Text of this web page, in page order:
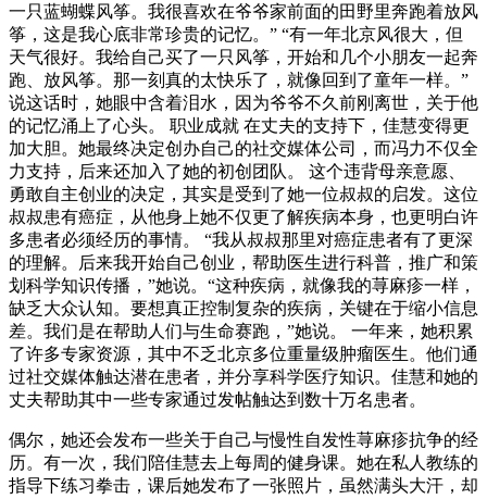
一只蓝蝴蝶风筝。我很喜欢在爷爷家前面的田野里奔跑着放风
筝，这是我心底非常珍贵的记忆。” “有一年北京风很大，但
天气很好。我给自己买了一只风筝，开始和几个小朋友一起奔
跑、放风筝。那一刻真的太快乐了，就像回到了童年一样。”
说这话时，她眼中含着泪水，因为爷爷不久前刚离世，关于他
的记忆涌上了心头。 职业成就 在丈夫的支持下，佳慧变得更
加大胆。她最终决定创办自己的社交媒体公司，而冯力不仅全
力支持，后来还加入了她的初创团队。 这个违背母亲意愿、
勇敢自主创业的决定，其实是受到了她一位叔叔的启发。这位
叔叔患有癌症，从他身上她不仅更了解疾病本身，也更明白许
多患者必须经历的事情。 “我从叔叔那里对癌症患者有了更深
的理解。后来我开始自己创业，帮助医生进行科普，推广和策
划科学知识传播，”她说。“这种疾病，就像我的荨麻疹一样，
缺乏大众认知。要想真正控制复杂的疾病，关键在于缩小信息
差。我们是在帮助人们与生命赛跑，”她说。 一年来，她积累
了许多专家资源，其中不乏北京多位重量级肿瘤医生。他们通
过社交媒体触达潜在患者，并分享科学医疗知识。佳慧和她的
丈夫帮助其中一些专家通过发帖触达到数十万名患者。
偶尔，她还会发布一些关于自己与慢性自发性荨麻疹抗争的经
历。有一次，我们陪佳慧去上每周的健身课。她在私人教练的
指导下练习拳击，课后她发布了一张照片，虽然满头大汗，却